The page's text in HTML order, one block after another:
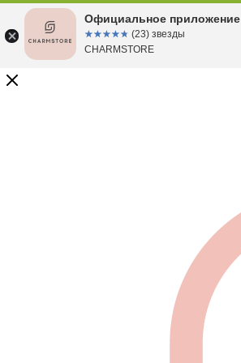
Официальное приложение
☆☆☆☆☆
★★★★★ (23) звезды
CHARMSTORE